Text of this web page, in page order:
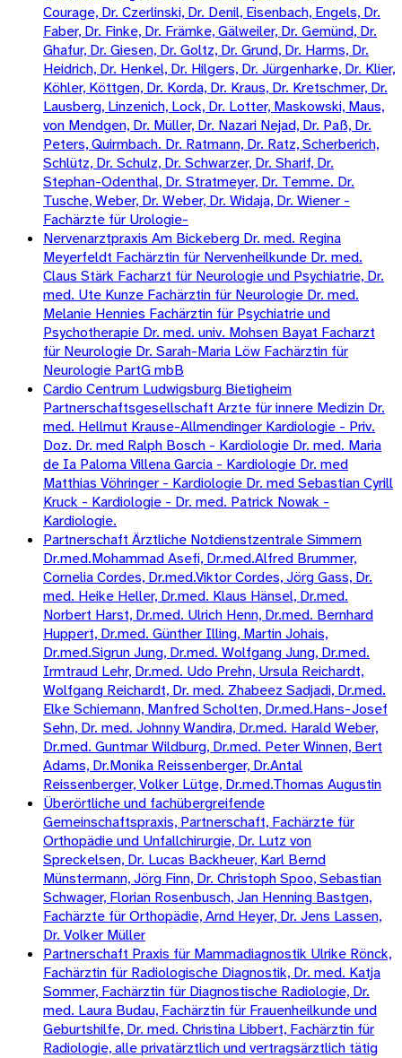
Courage, Dr. Czerlinski, Dr. Denil, Eisenbach, Engels, Dr.
Faber, Dr. Finke, Dr. Främke, Gälweiler, Dr. Gemünd, Dr.
Ghafur, Dr. Giesen, Dr. Goltz, Dr. Grund, Dr. Harms, Dr.
Heidrich, Dr. Henkel, Dr. Hilgers, Dr. Jürgenharke, Dr. Klier,
Köhler, Köttgen, Dr. Korda, Dr. Kraus, Dr. Kretschmer, Dr.
Lausberg, Linzenich, Lock, Dr. Lotter, Maskowski, Maus,
von Mendgen, Dr. Müller, Dr. Nazari Nejad, Dr. Paß, Dr.
Peters, Quirmbach. Dr. Ratmann, Dr. Ratz, Scherberich,
Schlütz, Dr. Schulz, Dr. Schwarzer, Dr. Sharif, Dr.
Stephan-Odenthal, Dr. Stratmeyer, Dr. Temme. Dr.
Tusche, Weber, Dr. Weber, Dr. Widaja, Dr. Wiener -
Fachärzte für Urologie-
Nervenarztpraxis Am Bickeberg Dr. med. Regina
Meyerfeldt Fachärztin für Nervenheilkunde Dr. med.
Claus Stärk Facharzt für Neurologie und Psychiatrie, Dr.
med. Ute Kunze Fachärztin für Neurologie Dr. med.
Melanie Hennies Fachärztin für Psychiatrie und
Psychotherapie Dr. med. univ. Mohsen Bayat Facharzt
für Neurologie Dr. Sarah-Maria Löw Fachärztin für
Neurologie PartG mbB
Cardio Centrum Ludwigsburg Bietigheim
Partnerschaftsgesellschaft Arzte für innere Medizin Dr.
med. Hellmut Krause-Allmendinger Kardiologie - Priv.
Doz. Dr. med Ralph Bosch - Kardiologie Dr. med. Maria
de Ia Paloma Villena Garcia - Kardiologie Dr. med
Matthias Vöhringer - Kardiologie Dr. med Sebastian Cyrill
Kruck - Kardiologie - Dr. med. Patrick Nowak -
Kardiologie.
Partnerschaft Ärztliche Notdienstzentrale Simmern
Dr.med.Mohammad Asefi, Dr.med.Alfred Brummer,
Cornelia Cordes, Dr.med.Viktor Cordes, Jörg Gass, Dr.
med. Heike Heller, Dr.med. Klaus Hänsel, Dr.med.
Norbert Harst, Dr.med. Ulrich Henn, Dr.med. Bernhard
Huppert, Dr.med. Günther Illing, Martin Johais,
Dr.med.Sigrun Jung, Dr.med. Wolfgang Jung, Dr.med.
Irmtraud Lehr, Dr.med. Udo Prehn, Ursula Reichardt,
Wolfgang Reichardt, Dr. med. Zhabeez Sadjadi, Dr.med.
Elke Schiemann, Manfred Scholten, Dr.med.Hans-Josef
Sehn, Dr. med. Johnny Wandira, Dr.med. Harald Weber,
Dr.med. Guntmar Wildburg, Dr.med. Peter Winnen, Bert
Adams, Dr.Monika Reissenberger, Dr.Antal
Reissenberger, Volker Lütge, Dr.med.Thomas Augustin
Überörtliche und fachübergreifende
Gemeinschaftspraxis, Partnerschaft, Fachärzte für
Orthopädie und Unfallchirurgie, Dr. Lutz von
Spreckelsen, Dr. Lucas Backheuer, Karl Bernd
Münstermann, Jörg Finn, Dr. Christoph Spoo, Sebastian
Schwager, Florian Rosenbusch, Jan Henning Bastgen,
Fachärzte für Orthopädie, Arnd Heyer, Dr. Jens Lassen,
Dr. Volker Müller
Partnerschaft Praxis für Mammadiagnostik Ulrike Rönck,
Fachärztin für Radiologische Diagnostik, Dr. med. Katja
Sommer, Fachärztin für Diagnostische Radiologie, Dr.
med. Laura Budau, Fachärztin für Frauenheilkunde und
Geburtshilfe, Dr. med. Christina Libbert, Fachärztin für
Radiologie, alle privatärztlich und vertragsärztlich tätig